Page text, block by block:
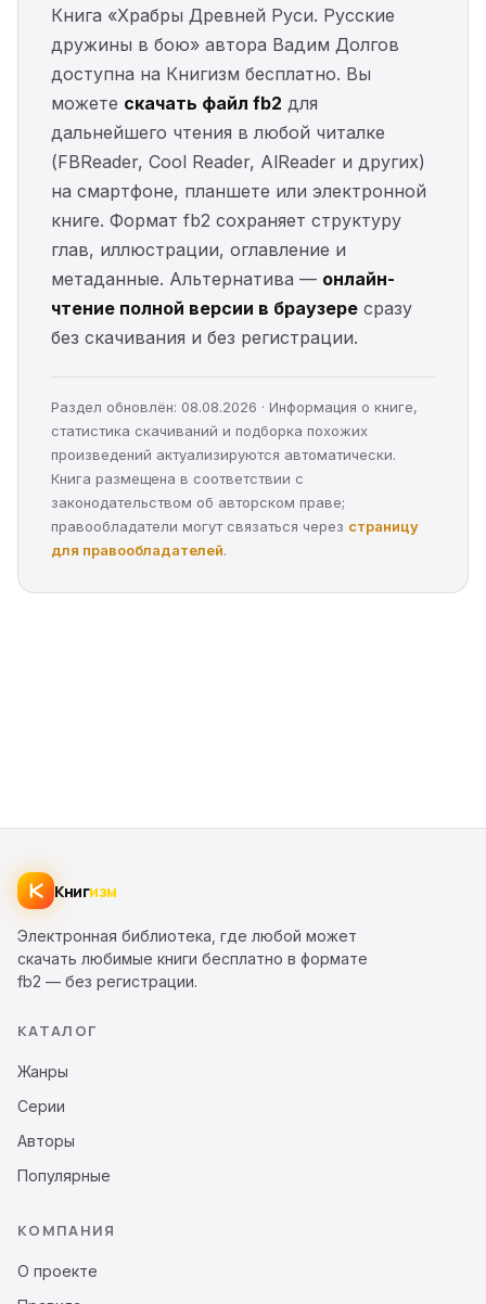
Книга «Храбры Древней Руси. Русские
дружины в бою» автора Вадим Долгов
доступна на Книгизм бесплатно. Вы
можете скачать файл fb2 для
дальнейшего чтения в любой читалке
(FBReader, Cool Reader, AlReader и других)
на смартфоне, планшете или электронной
книге. Формат fb2 сохраняет структуру
глав, иллюстрации, оглавление и
метаданные. Альтернатива — онлайн-
чтение полной версии в браузере сразу
без скачивания и без регистрации.
Раздел обновлён: 08.08.2026 · Информация о книге,
статистика скачиваний и подборка похожих
произведений актуализируются автоматически.
Книга размещена в соответствии с
законодательством об авторском праве;
правообладатели могут связаться через страницу
для правообладателей.
Книгизм
Электронная библиотека, где любой может
скачать любимые книги бесплатно в формате
fb2 — без регистрации.
КАТАЛОГ
Жанры
Серии
Авторы
Популярные
КОМПАНИЯ
О проекте